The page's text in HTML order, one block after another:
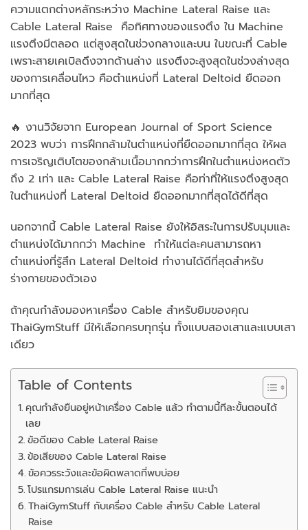
ความแตกต่างหลักระหว่าง Machine Lateral Raise และ
Cable Lateral Raise คือทิศทางของแรงตึง ใน Machine
แรงตึงมีตลอด แต่สูงสุดในช่วงกลางและบน ในขณะที่ Cable
เพราะสายเคเบิลดึงจากด้านล่าง แรงตึงจะสูงสุดในช่วงล่างสุด
ของการเคลื่อนไหว คือตำแหน่งที่ Lateral Deltoid ยืดออก
มากที่สุด
🔥 งานวิจัยจาก European Journal of Sport Science
2023 พบว่า การฝึกกล้ามในตำแหน่งที่ยืดออกมากที่สุด ให้ผล
การเจริญเติบโตของกล้ามเนื้อมากกว่าการฝึกในตำแหน่งหดตัว
ถึง 2 เท่า และ Cable Lateral Raise คือท่าที่ให้แรงตึงสูงสุด
ในตำแหน่งที่ Lateral Deltoid ยืดออกมากที่สุดได้ดีที่สุด
นอกจากนี้ Cable Lateral Raise ยังให้อิสระในการปรับมุมและ
ตำแหน่งได้มากกว่า Machine ทำให้แต่ละคนสามารถหา
ตำแหน่งที่รู้สึก Lateral Deltoid ทำงานได้ดีที่สุดสำหรับ
ร่างกายของตัวเอง
ถ้าคุณกำลังมองหาเครื่อง Cable สำหรับยิมของคุณ
ThaiGymStuff มีให้เลือกครบทุกรุ่น ทั้งแบบสองเสาและแบบเสา
เดียว
Table of Contents
คุณกำลังยืนอยู่หน้าเครื่อง Cable แล้ว ทำตามนี้ทีละขั้นตอนได้
เลย
ข้อดีของ Cable Lateral Raise
ข้อเสียของ Cable Lateral Raise
ข้อควรระวังและข้อผิดพลาดที่พบบ่อย
โปรแกรมการเล่น Cable Lateral Raise แนะนำ
ThaiGymStuff กับเครื่อง Cable สำหรับ Cable Lateral
Raise